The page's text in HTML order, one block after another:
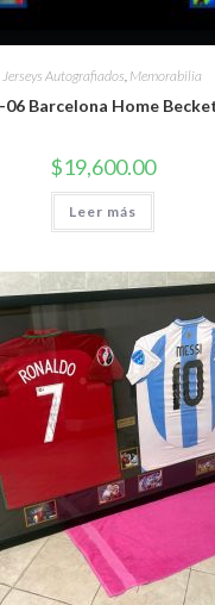
Jerseys Autografiados, Memorabilia
06 Barcelona Home
$19,600.00
Leer más